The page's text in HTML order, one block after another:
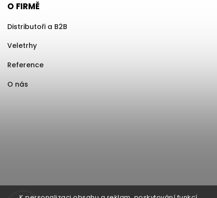
O FIRMĚ
Distributoři a B2B
Veletrhy
Reference
O nás